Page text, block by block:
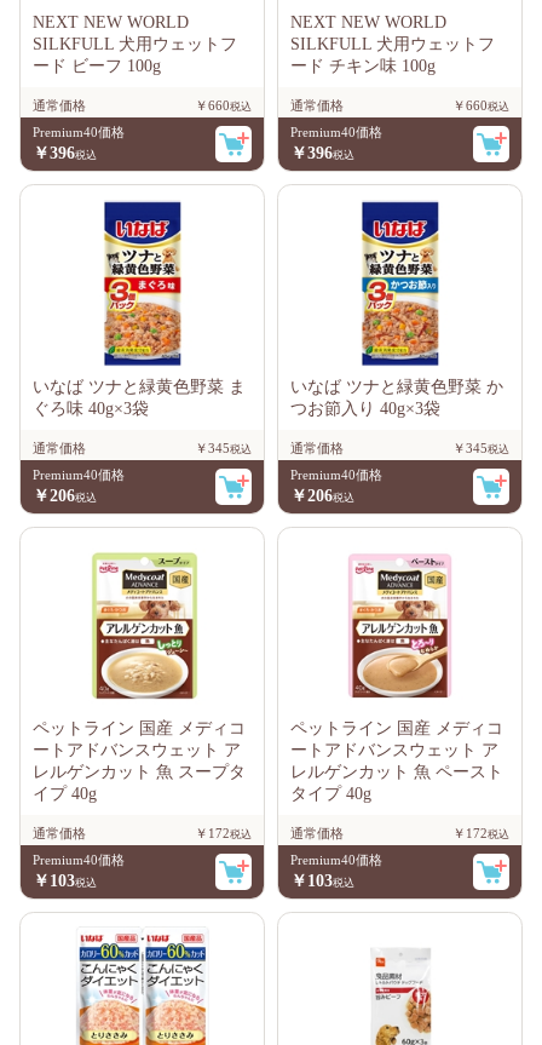
NEXT NEW WORLD
SILKFULL 犬用ウェットフ
ード ビーフ 100g
通常価格
￥660
Premium40価格
￥396
NEXT NEW WORLD
SILKFULL 犬用ウェットフ
ード チキン味 100g
通常価格
￥660
Premium40価格
￥396
いなば ツナと緑黄色野菜 ま
ぐろ味 40g×3袋
通常価格
￥345
Premium40価格
￥206
いなば ツナと緑黄色野菜 か
つお節入り 40g×3袋
通常価格
￥345
Premium40価格
￥206
ペットライン 国産 メディコ
ートアドバンスウェット ア
レルゲンカット 魚 スープタ
イプ 40g
通常価格
￥172
Premium40価格
￥103
ペットライン 国産 メディコ
ートアドバンスウェット ア
レルゲンカット 魚 ペースト
タイプ 40g
通常価格
￥172
Premium40価格
￥103